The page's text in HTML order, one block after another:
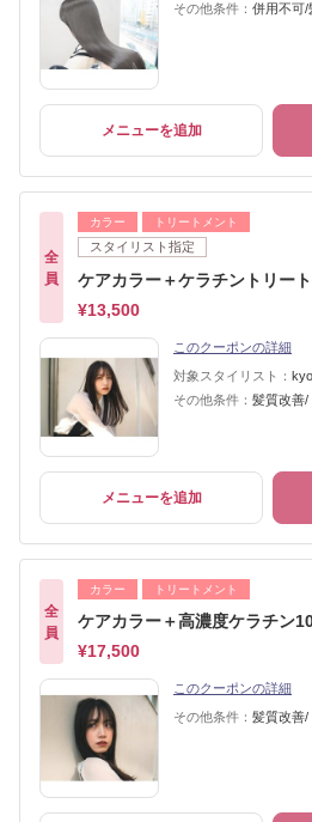
その他条件： 併用不可/
メニューを追加
全
員
カラー トリートメント
スタイリスト指定
ケアカラー＋ケラチントリー
¥13,500
このクーポンの詳細
対象スタイリスト：
その他条件： 髪質改善/
メニューを追加
全
員
カラー トリートメント
ケアカラー＋高濃度ケラチン
¥17,500
このクーポンの詳細
その他条件： 髪質改善/